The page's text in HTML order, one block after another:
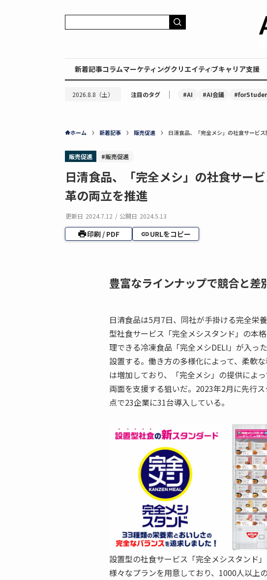
新着記事コラムマーケティングクリエイティブキャリア支援
2026.8.8（土） 注目のタグ ｜ #AI #AI会議
ホーム 新着記事 販売促進 日清食品、「完全メシ」の社食サービ
販売促進 #販売促進
日清食品、「完全メシ」の社食サー
革の両立を推進
更新日 2024.7.12 / 公開日 2024.5.13
印刷 / PDF URLをコピー
豊富なラインナップで競合と差
日清食品は5月7日、同社が手掛ける完全栄
型社食サービス「完全メシスタンド」の本
理できる冷凍食品「完全メシDELI」が入っ
設置する。働き方の多様化によって、柔軟
は増加しており、「完全メシ」の提供によ
両面を支援する狙いだ。2023年2月に先行
点で23企業に31台導入している。
設置型の社食サービス「完全メシスタンド」
様々なプランを用意しており、1000人以上